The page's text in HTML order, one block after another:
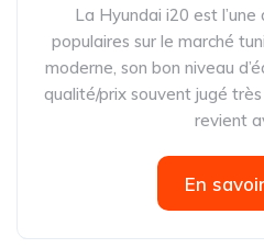
La Hyundai i20 est
populaires sur le marché
moderne, son bon niveau
qualité/prix souvent jugé
revient
En